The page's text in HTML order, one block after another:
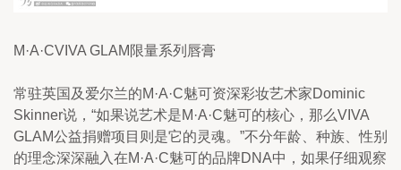
M·A·CVIVA GLAM限量系列唇膏
常驻英国及爱尔兰的M·A·C魅可资深彩妆艺术家Dominic
Skinner说，“如果说艺术是M·A·C魅可的核心，那么VIVA
GLAM公益捐赠项目则是它的灵魂。”不分年龄、种族、性别
的理念深深融入在M·A·C魅可的品牌DNA中，如果仔细观察